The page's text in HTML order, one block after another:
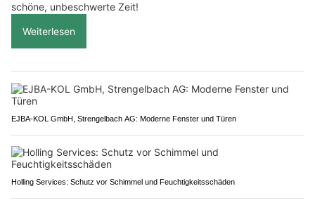
schöne, unbeschwerte Zeit!
Weiterlesen
EJBA-KOL GmbH, Strengelbach AG: Moderne Fenster und Türen
Holling Services: Schutz vor Schimmel und Feuchtigkeitsschäden